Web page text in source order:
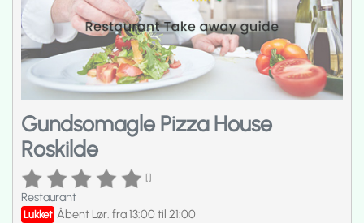
Gundsomagle Pizza House
Roskilde
[]
Restaurant
Lukket Åbent Lør. fra 13:00 til 21:00